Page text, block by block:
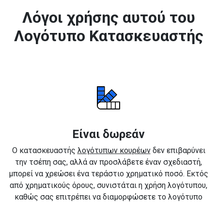
Λόγοι χρήσης αυτού του
Λογότυπο Κατασκευαστής
Είναι δωρεάν
Ο κατασκευαστής λογότυπων κουρέωνδεν επιβαρύνει
την τσέπη σας, αλλά αν προσλάβετε έναν σχεδιαστή,
μπορεί να χρεώσει ένα τεράστιο χρηματικό ποσό. Εκτός
από χρηματικούς όρους, συνιστάται η χρήση λογότυπου,
καθώς σας επιτρέπει να διαμορφώσετε το λογότυπο